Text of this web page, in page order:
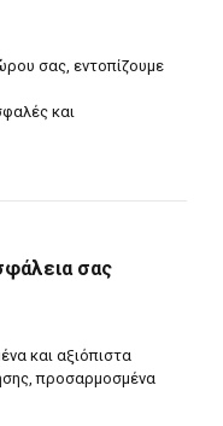
σας, εντοπίζουμε
και
σας
και αξιόπιστα
προσαρμοσμένα